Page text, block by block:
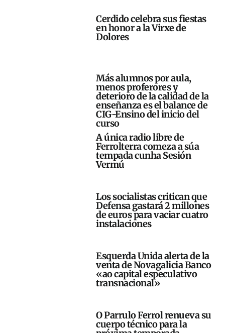
Cerdido celebra sus fiestas
en honor a la Virxe de
Dolores
Más alumnos por aula,
menos proferores y
deterioro de la calidad de la
enseñanza es el balance de
CIG-Ensino del inicio del
curso
A única radio libre de
Ferrolterra comeza a súa
tempada cunha Sesión
Vermú
Los socialistas critican que
Defensa gastará 2 millones
de euros para vaciar cuatro
instalaciones
Esquerda Unida alerta de la
venta de Novagalicia Banco
«ao capital especulativo
transnacional»
O Parrulo Ferrol renueva su
cuerpo técnico para la